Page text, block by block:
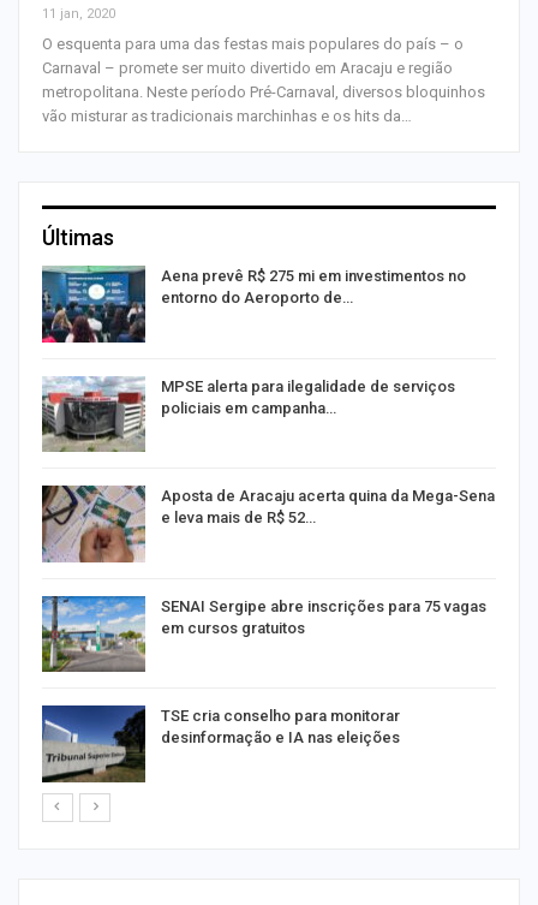
11 jan, 2020
O esquenta para uma das festas mais populares do país – o
Carnaval – promete ser muito divertido em Aracaju e região
metropolitana. Neste período Pré-Carnaval, diversos bloquinhos
vão misturar as tradicionais marchinhas e os hits da…
Últimas
Aena prevê R$ 275 mi em investimentos no
entorno do Aeroporto de…
MPSE alerta para ilegalidade de serviços
policiais em campanha…
Aposta de Aracaju acerta quina da Mega-Sena
e leva mais de R$ 52…
SENAI Sergipe abre inscrições para 75 vagas
em cursos gratuitos
TSE cria conselho para monitorar
desinformação e IA nas eleições